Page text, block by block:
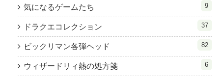
気になるゲームたち 9
ドラクエコレクション 37
ビックリマン各弾ヘッド 82
ウィザードリィ熱の処方箋 6